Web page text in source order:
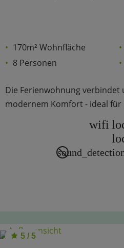
170m² Wohnfläche
8 Personen
Die Ferienwohnung verbindet
modernem Komfort - ideal für
wifi
5 / 5